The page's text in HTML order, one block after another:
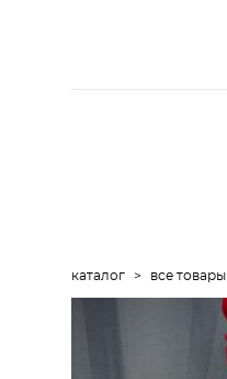
каталог > все товары